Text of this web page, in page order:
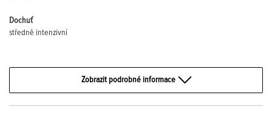
Dochuť
středně intenzivní
Zobrazit podrobné informace